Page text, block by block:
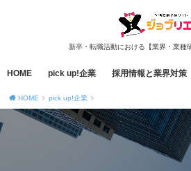
新卒・転職活動における【業界・業種
HOME pick up!企業 採用情報と業界対策
HOME pick up!企業